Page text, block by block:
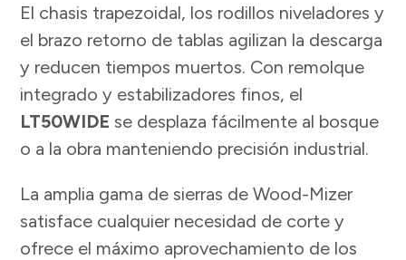
El chasis trapezoidal, los rodillos niveladores y
el brazo retorno de tablas agilizan la descarga
y reducen tiempos muertos. Con remolque
integrado y estabilizadores finos, el
LT50WIDE se desplaza fácilmente al bosque
o a la obra manteniendo precisión industrial.
La amplia gama de sierras de Wood-Mizer
satisface cualquier necesidad de corte y
ofrece el máximo aprovechamiento de los